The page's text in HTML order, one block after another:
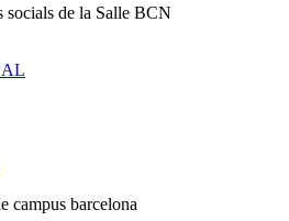
socials de la Salle BCN